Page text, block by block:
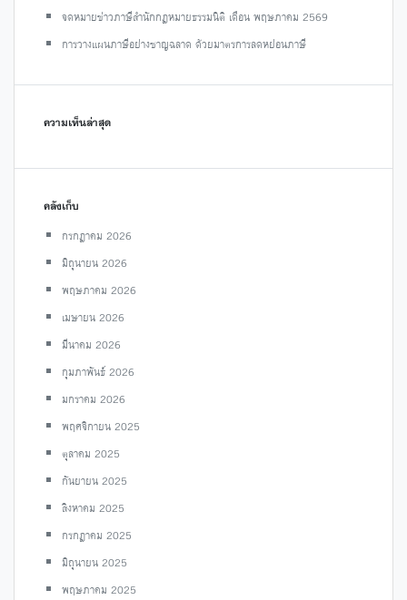
จดหมายข่าวภาษีสำนักกฎหมายธรรมนิติ เดือน พฤษภาคม 2569
การวางแผนภาษีอย่างชาญฉลาด ด้วยมาตรการลดหย่อนภาษี
ความเห็นล่าสุด
คลังเก็บ
กรกฎาคม 2026
มิถุนายน 2026
พฤษภาคม 2026
เมษายน 2026
มีนาคม 2026
กุมภาพันธ์ 2026
มกราคม 2026
พฤศจิกายน 2025
ตุลาคม 2025
กันยายน 2025
สิงหาคม 2025
กรกฎาคม 2025
มิถุนายน 2025
พฤษภาคม 2025